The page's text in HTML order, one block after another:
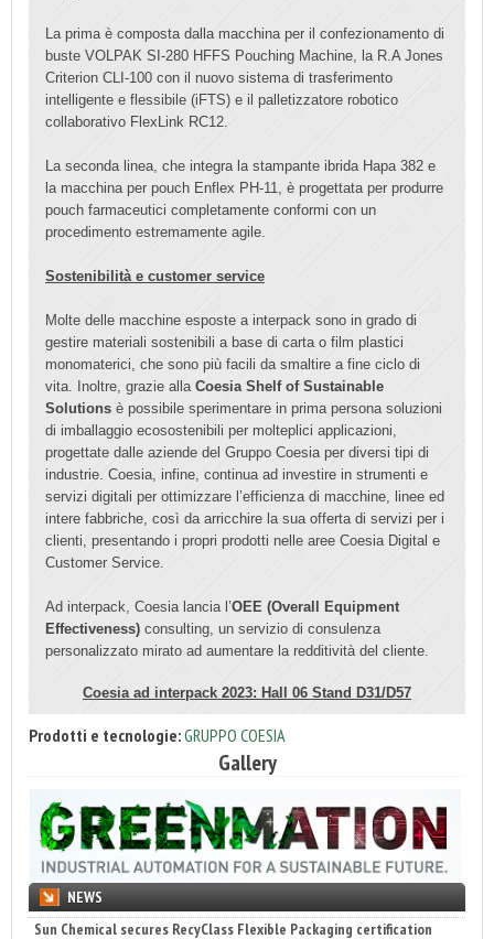
La prima è composta dalla macchina per il confezionamento di
buste VOLPAK SI-280 HFFS Pouching Machine, la R.A Jones
Criterion CLI-100 con il nuovo sistema di trasferimento
intelligente e flessibile (iFTS) e il palletizzatore robotico
collaborativo FlexLink RC12.
La seconda linea, che integra la stampante ibrida Hapa 382 e
la macchina per pouch Enflex PH-11, è progettata per produrre
pouch farmaceutici completamente conformi con un
procedimento estremamente agile.
Sostenibilità e customer service
Molte delle macchine esposte a interpack sono in grado di
gestire materiali sostenibili a base di carta o film plastici
monomaterici, che sono più facili da smaltire a fine ciclo di
vita. Inoltre, grazie alla Coesia Shelf of Sustainable
Solutions è possibile sperimentare in prima persona soluzioni
di imballaggio ecosostenibili per molteplici applicazioni,
progettate dalle aziende del Gruppo Coesia per diversi tipi di
industrie. Coesia, infine, continua ad investire in strumenti e
servizi digitali per ottimizzare l’efficienza di macchine, linee ed
intere fabbriche, così da arricchire la sua offerta di servizi per i
clienti, presentando i propri prodotti nelle aree Coesia Digital e
Customer Service.
Ad interpack, Coesia lancia l’OEE (Overall Equipment
Effectiveness) consulting, un servizio di consulenza
personalizzato mirato ad aumentare la redditività del cliente.
Coesia ad interpack 2023: Hall 06 Stand D31/D57
Prodotti e tecnologie:GRUPPO COESIA
Gallery
NEWS
Sun Chemical secures RecyClass Flexible Packaging certification